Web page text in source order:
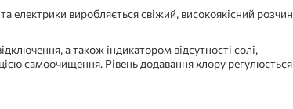
електрики виробляється свіжий, високоякісний розчин
а також індикатором відсутності солі,
самоочищення. Рівень додавання хлору регулюється